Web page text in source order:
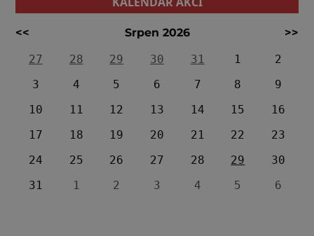
<< Srpen 2026
>>
27
28 29 30 31 1
2
3
4 5 6 7 8
9
10
11 12 13 14 15
16
17
18 19 20 21 22
23
24
25 26 27 28 29
30
31
1 2 3 4 5 6